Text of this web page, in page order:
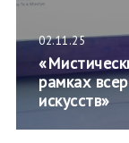
02.11.25
рамках
искусств»